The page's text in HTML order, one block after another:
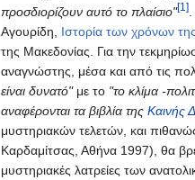
προσδιορίζουν αυτό το πλαίσιο"[1]
Αγουρίδη, Ιστορία των χρόνων
της Μακεδονίας. Για την
αναγνώστης, μέσα και από τις
είναι δυνατό"με το "το κλίμα -
αναφέρονται τα βιβλία τηςΚαινής
μυστηριακών τελετών, και
Καρδαμίτσας, Αθήνα 1997), θα
μυστηριακές λατρείες των